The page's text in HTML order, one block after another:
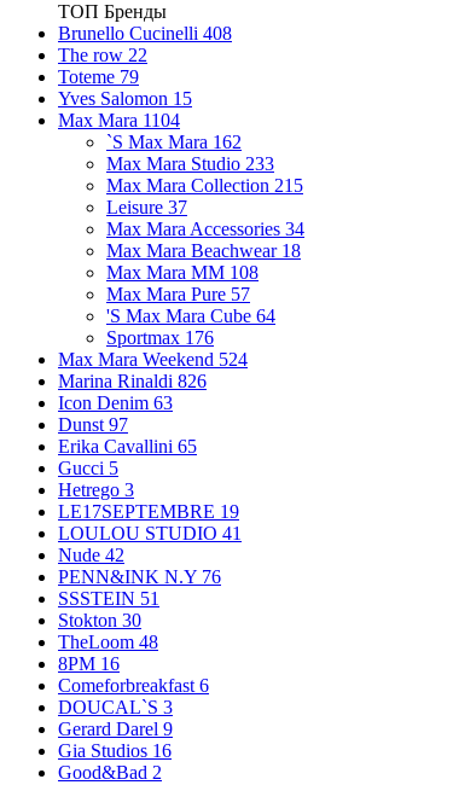
ТОП Бренды
Brunello Cucinelli 408
The row 22
Toteme 79
Yves Salomon 15
Max Mara 1104
`S Max Mara 162
Max Mara Studio 233
Max Mara Collection 215
Leisure 37
Max Mara Accessories 34
Max Mara Beachwear 18
Max Mara MM 108
Max Mara Pure 57
'S Max Mara Cube 64
Sportmax 176
Max Mara Weekend 524
Marina Rinaldi 826
Icon Denim 63
Dunst 97
Erika Cavallini 65
Gucci 5
Hetrego 3
LE17SEPTEMBRE 19
LOULOU STUDIO 41
Nude 42
PENN&INK N.Y 76
SSSTEIN 51
Stokton 30
TheLoom 48
8PM 16
Comeforbreakfast 6
DOUCAL`S 3
Gerard Darel 9
Gia Studios 16
Good&Bad 2